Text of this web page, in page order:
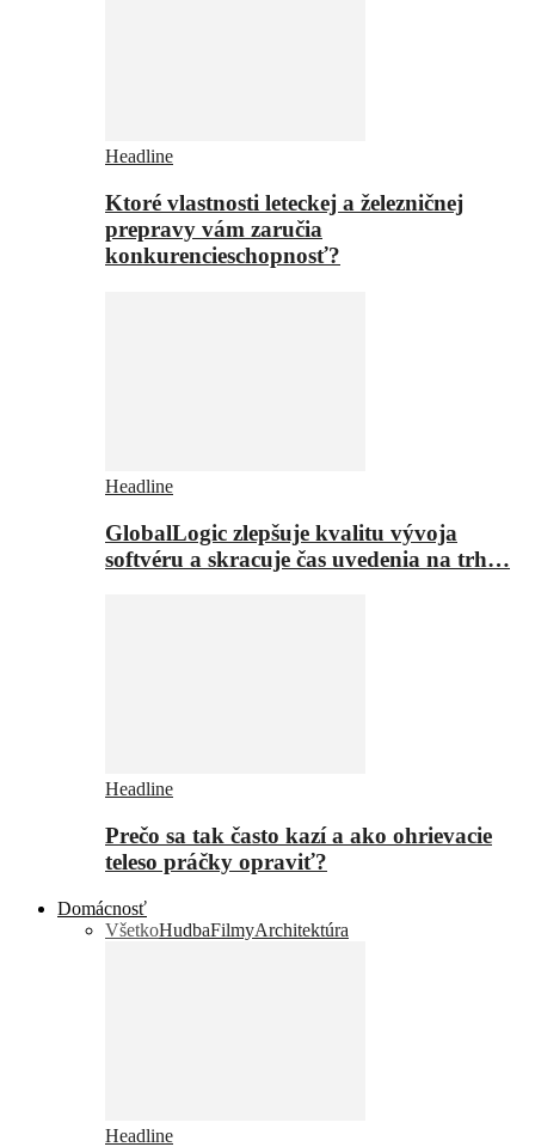
Headline
Ktoré vlastnosti leteckej a železničnej
prepravy vám zaručia
konkurencieschopnosť?
Headline
GlobalLogic zlepšuje kvalitu vývoja
softvéru a skracuje čas uvedenia na trh…
Headline
Prečo sa tak často kazí a ako ohrievacie
teleso práčky opraviť?
Domácnosť
VšetkoHudbaFilmyArchitektúra
Headline